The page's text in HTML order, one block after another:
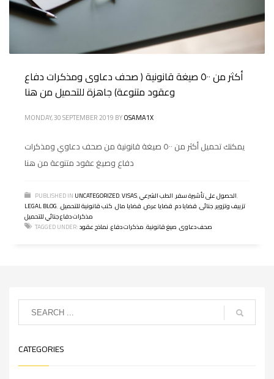
أكثر من ٥٠٠ صيغة قانونية ( صحف دعاوى ومذكرات دفاع
وعقود متنوعة) جاهزة للتحميل من هنا
MONDAY, 30 SEPTEMBER 2019 BYOSAMA1X
يمكنك تحميل أكثر من ٥٠٠ صيغة قانونية من صحف دعاوي ومذكرات
PUBLISHED IN UNCATEGORIZED,VISAS, الحصول على تأشيرة سفر,الطب الشرعي
,
LEGAL BLOG, تزييف وتزوير,جنائى,قضايا دم,قضايا عرض,قضايا مال,كتب قانونية للتحميل,
مذكرات دفاع جنائي للتحميل
TAGGED UNDER:
صحف دعاوى,صيغ قانونية,مذكرات دفاع,نماذج عقود
CATEGORIES